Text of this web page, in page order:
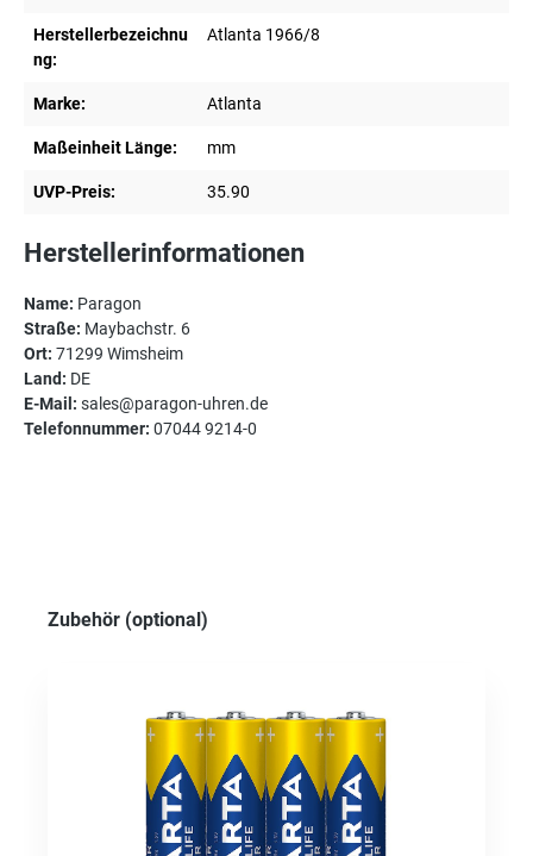
Herstellerbezeichnu
ng:
Atlanta 1966/8
Marke: Atlanta
Maßeinheit Länge: mm
UVP-Preis: 35.90
Herstellerinformationen
Name: Paragon
Straße: Maybachstr. 6
Ort: 71299 Wimsheim
Land: DE
E-Mail: sales@paragon-uhren.de
Telefonnummer: 07044 9214-0
Produktgalerie überspringen
Zubehör (optional)